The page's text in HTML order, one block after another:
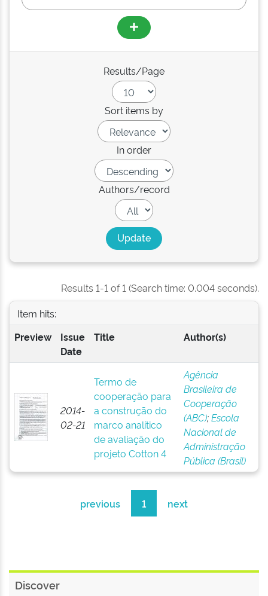
Results/Page
Sort items by
In order
Authors/record
Results 1-1 of 1 (Search time: 0.004 seconds).
Item hits:
Preview
Issue
Date
Title Author(s)
2014-
02-21
Termo de
cooperação para
a construção do
marco analítico
de avaliação do
projeto Cotton 4
Agência
Brasileira de
Cooperação
(ABC);Escola
Nacional de
Administração
Pública (Brasil)
previous 1 next
Discover